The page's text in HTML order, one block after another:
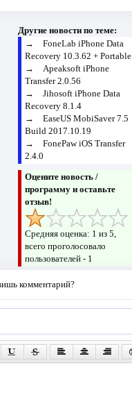
Другие новости по теме:
→ FoneLab iPhone Data
Recovery 10.3.62 + Portable
→ Apeaksoft iPhone
Transfer 2.0.56
→ Jihosoft iPhone Data
Recovery 8.1.4
→ EaseUS MobiSaver 7.5
Build 2017.10.19
→ FonePaw iOS Transfer
2.4.0
Оцените новость /
программу и оставьте
отзыв!
Средняя оценка: 1 из 5,
всего проголосовало
пользователей - 1
комментарий?